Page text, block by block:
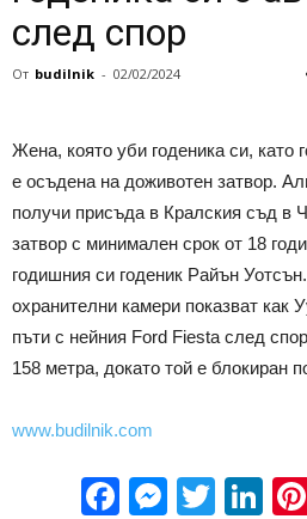
след спор
От budilnik - 02/02/2024
Жена, която уби годеника си, като
е осъдена на доживотен затвор.
получи присъда в Кралския съд в
затвор с минимален срок от 18
годишния си годеник Райън Уотсън.
охранителни камери показват как
пъти с нейния Ford Fiesta след
158 метра, докато той е блокиран
www.budilnik.com
Facebook